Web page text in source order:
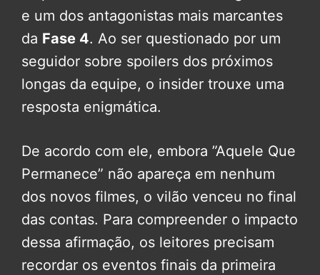
e um dos antagonistas mais marcantes
da Fase 4. Ao ser questionado por um
seguidor sobre spoilers dos próximos
longas da equipe, o insider trouxe uma
resposta enigmática.
De acordo com ele, embora ”Aquele Que
Permanece” não apareça em nenhum
dos novos filmes, o vilão venceu no final
das contas. Para compreender o impacto
dessa afirmação, os leitores precisam
recordar os eventos finais da primeira